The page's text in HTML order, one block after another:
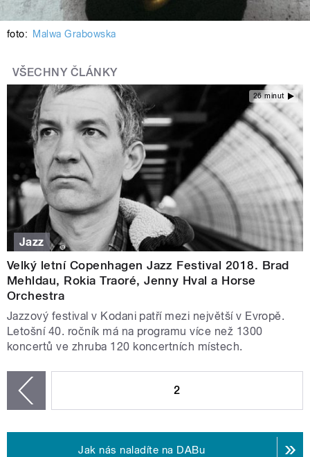
foto: Malwa Grabowska
VŠECHNY ČLÁNKY
26 minut
Jazz
Velký letní Copenhagen Jazz Festival 2018. Brad
Mehldau, Rokia Traoré, Jenny Hval a Horse
Orchestra
Jazzový festival v Kodani patří mezi největší v Evropě.
Letošní 40. ročník má na programu více než 1300
koncertů ve zhruba 120 koncertních místech.
2
Jak nás naladíte na DABu